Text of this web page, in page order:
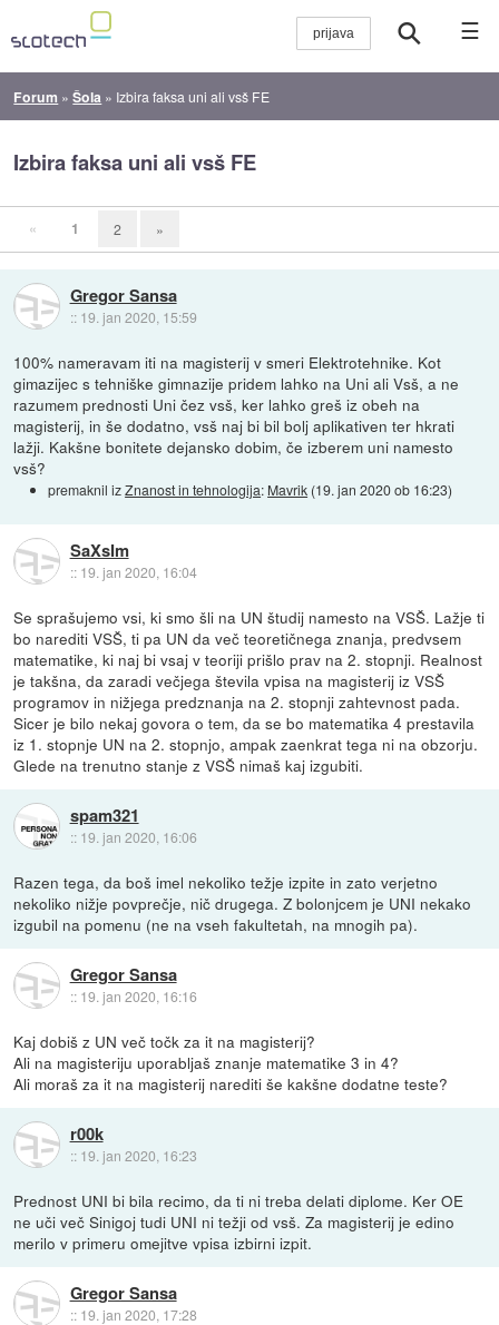
☰
Forum »Šola » Izbira faksa uni ali vsš FE
Izbira faksa uni ali vsš FE
« 1 2 »
Gregor Sansa
:: 19. jan 2020, 15:59
100% nameravam iti na magisterij v smeri Elektrotehnike. Kot
gimazijec s tehniške gimnazije pridem lahko na Uni ali Vsš, a ne
razumem prednosti Uni čez vsš, ker lahko greš iz obeh na
magisterij, in še dodatno, vsš naj bi bil bolj aplikativen ter hkrati
lažji. Kakšne bonitete dejansko dobim, če izberem uni namesto
vsš?
premaknil izZnanost in tehnologija: Mavrik (19. jan 2020 ob 16:23)
SaXsIm
:: 19. jan 2020, 16:04
Se sprašujemo vsi, ki smo šli na UN študij namesto na VSŠ. Lažje ti
bo narediti VSŠ, ti pa UN da več teoretičnega znanja, predvsem
matematike, ki naj bi vsaj v teoriji prišlo prav na 2. stopnji. Realnost
je takšna, da zaradi večjega števila vpisa na magisterij iz VSŠ
programov in nižjega predznanja na 2. stopnji zahtevnost pada.
Sicer je bilo nekaj govora o tem, da se bo matematika 4 prestavila
iz 1. stopnje UN na 2. stopnjo, ampak zaenkrat tega ni na obzorju.
Glede na trenutno stanje z VSŠ nimaš kaj izgubiti.
spam321
:: 19. jan 2020, 16:06
Razen tega, da boš imel nekoliko težje izpite in zato verjetno
nekoliko nižje povprečje, nič drugega. Z bolonjcem je UNI nekako
izgubil na pomenu (ne na vseh fakultetah, na mnogih pa).
Gregor Sansa
:: 19. jan 2020, 16:16
Kaj dobiš z UN več točk za it na magisterij?
Ali na magisteriju uporabljaš znanje matematike 3 in 4?
Ali moraš za it na magisterij narediti še kakšne dodatne teste?
r00k
:: 19. jan 2020, 16:23
Prednost UNI bi bila recimo, da ti ni treba delati diplome. Ker OE
ne uči več Sinigoj tudi UNI ni težji od vsš. Za magisterij je edino
merilo v primeru omejitve vpisa izbirni izpit.
Gregor Sansa
:: 19. jan 2020, 17:28